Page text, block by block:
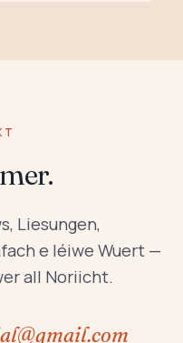
Liesungen,
e léiwe Wuert —
all Noriicht.